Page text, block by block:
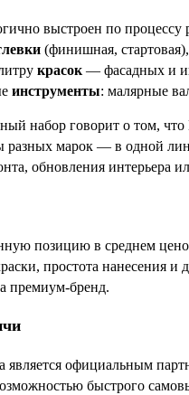
выстроен по
(финишная,
красок — фасадных и
инструменты: малярные
набор говорит о том,
разных марок — в одной
обновления интерьера
позицию в среднем
простота нанесения и
премиум-бренд.
официальным
быстрого